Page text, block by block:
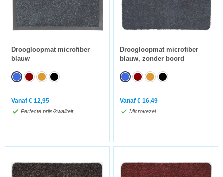
Droogloopmat microfiber
blauw
Vanaf € 12,95
Perfecte prijs/kwaliteit
Droogloopmat microfiber
blauw, zonder boord
Vanaf € 16,49
Microvezel